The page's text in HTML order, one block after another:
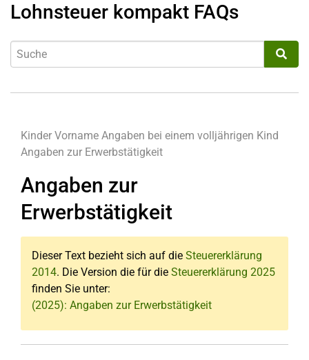
Lohnsteuer kompakt FAQs
Kinder Vorname Angaben bei einem volljährigen Kind
Angaben zur Erwerbstätigkeit
Angaben zur
Erwerbstätigkeit
Dieser Text bezieht sich auf die Steuererklärung
2014. Die Version die für die Steuererklärung 2025
finden Sie unter:
(2025): Angaben zur Erwerbstätigkeit